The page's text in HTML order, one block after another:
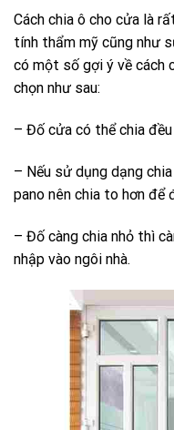
Cách chia ô cho cửa là
tính thẩm mỹ cũng như
có một số gợi ý về cách
chọn như sau:
– Đố cửa có thể chia
– Nếu sử dụng dạng
pano nên chia to hơn để
– Đố càng chia nhỏ thì
nhập vào ngôi nhà.